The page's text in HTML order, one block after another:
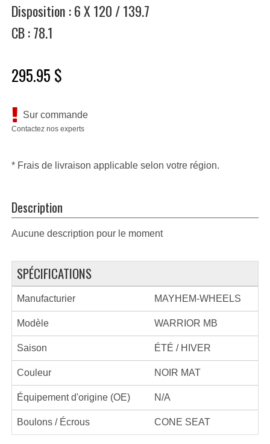
Disposition : 6 X 120 / 139.7
CB : 78.1
295.95 $
Sur commande
Contactez nos experts
* Frais de livraison applicable selon votre région.
Description
Aucune description pour le moment
SPÉCIFICATIONS
Manufacturier MAYHEM-WHEELS
Modèle WARRIOR MB
Saison ÉTÉ / HIVER
Couleur NOIR MAT
Équipement d'origine (OE) N/A
Boulons / Écrous CONE SEAT